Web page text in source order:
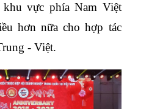
vực phía Nam Việt
hơn nữa cho hợp tác
- Việt.